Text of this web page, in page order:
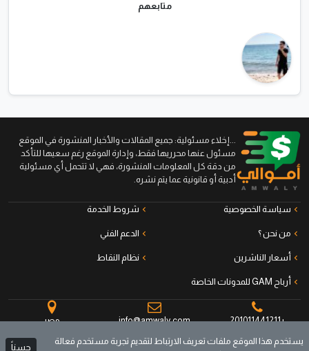
متابعهم
...إخلاء مسئولية: جميع المقالات والأخبار المنشورة في الموقع
مسئول عنها محرريها فقط، وإدارة الموقع رغم سعيها للتأكد
من دقة كل المعلومات المنشورة، فهي لا تتحمل أي مسئولية
أدبية أو قانونية عما يتم نشره.
سياسة الخصوصية شروط الخدمة
من نحن ؟ الدعم الفني
أسعار الناشرين نظام النقاط
أرباح GAM للمدونات الخاصة
+201011441211
info@amwaly.com مصر
يستخدم هذا الموقع ملفات تعريف الارتباط لتقديم تجربة مستخدم فعالة
حسناً